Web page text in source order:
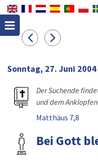
Sonntag, 27. Juni 2004
Der Suchende
und dem
Matthäus 7,8
Bei Gott